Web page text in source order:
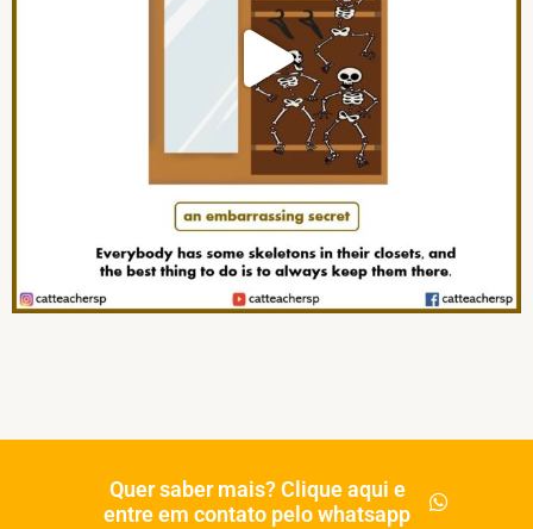
Quer saber mais? Clique aqui e
entre em contato pelo whatsapp